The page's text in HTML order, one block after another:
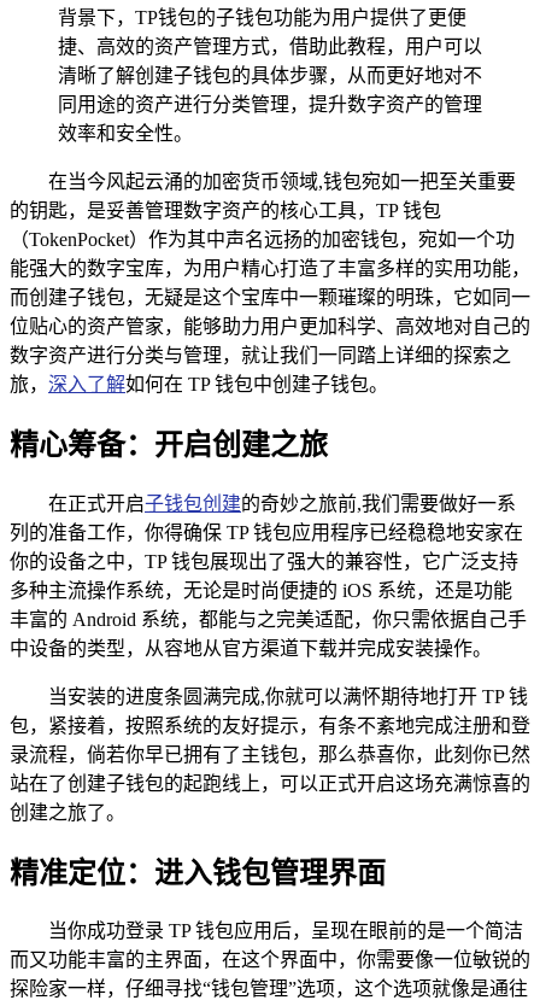
背景下，TP钱包的子钱包功能为用户提供了更便
捷、高效的资产管理方式，借助此教程，用户可以
清晰了解创建子钱包的具体步骤，从而更好地对不
同用途的资产进行分类管理，提升数字资产的管理
效率和安全性。
在当今风起云涌的加密货币领域,钱包宛如一把至关重要
的钥匙，是妥善管理数字资产的核心工具，TP 钱包
（TokenPocket）作为其中声名远扬的加密钱包，宛如一个功
能强大的数字宝库，为用户精心打造了丰富多样的实用功能，
而创建子钱包，无疑是这个宝库中一颗璀璨的明珠，它如同一
位贴心的资产管家，能够助力用户更加科学、高效地对自己的
数字资产进行分类与管理，就让我们一同踏上详细的探索之
旅， 深入了解如何在 TP 钱包中创建子钱包。
精心筹备：开启创建之旅
在正式开启子钱包创建的奇妙之旅前,我们需要做好一系
列的准备工作，你得确保 TP 钱包应用程序已经稳稳地安家在
你的设备之中，TP 钱包展现出了强大的兼容性，它广泛支持
多种主流操作系统，无论是时尚便捷的 iOS 系统，还是功能
丰富的 Android 系统，都能与之完美适配，你只需依据自己手
中设备的类型，从容地从官方渠道下载并完成安装操作。
当安装的进度条圆满完成,你就可以满怀期待地打开 TP 钱
包，紧接着，按照系统的友好提示，有条不紊地完成注册和登
录流程，倘若你早已拥有了主钱包，那么恭喜你，此刻你已然
站在了创建子钱包的起跑线上，可以正式开启这场充满惊喜的
创建之旅了。
精准定位：进入钱包管理界面
当你成功登录 TP 钱包应用后，呈现在眼前的是一个简洁
而又功能丰富的主界面，在这个界面中，你需要像一位敏锐的
探险家一样，仔细寻找“钱包管理”选项，这个选项就像是通往